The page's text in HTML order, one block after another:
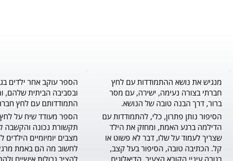
מנגיש את נושא ההתמודדות עם לחץ
חברתי בצורה נעימה, ישירה, עם מסר
ברור, דרך הבנה טובה של הנושא.
הספר עוקב אחר ילדים
ובסביבה הביתית שלהם,
התמודדותם עם לחץ